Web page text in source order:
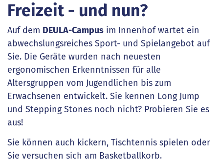
Freizeit - und nun?
Auf dem DEULA-Campus im Innenhof wartet ein
abwechslungsreiches Sport- und Spielangebot auf
Sie. Die Geräte wurden nach neuesten
ergonomischen Erkenntnissen für alle
Altersgruppen vom Jugendlichen bis zum
Erwachsenen entwickelt. Sie kennen Long Jump
und Stepping Stones noch nicht? Probieren Sie es
aus!
Sie können auch kickern, Tischtennis spielen oder
Sie versuchen sich am Basketballkorb.